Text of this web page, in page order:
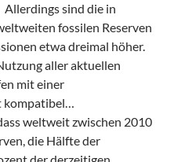
sind die in
fossilen Reserven
etwa dreimal höher.
aller aktuellen
mit einer
kompatibel…
weltweit zwischen 2010
die Hälfte der